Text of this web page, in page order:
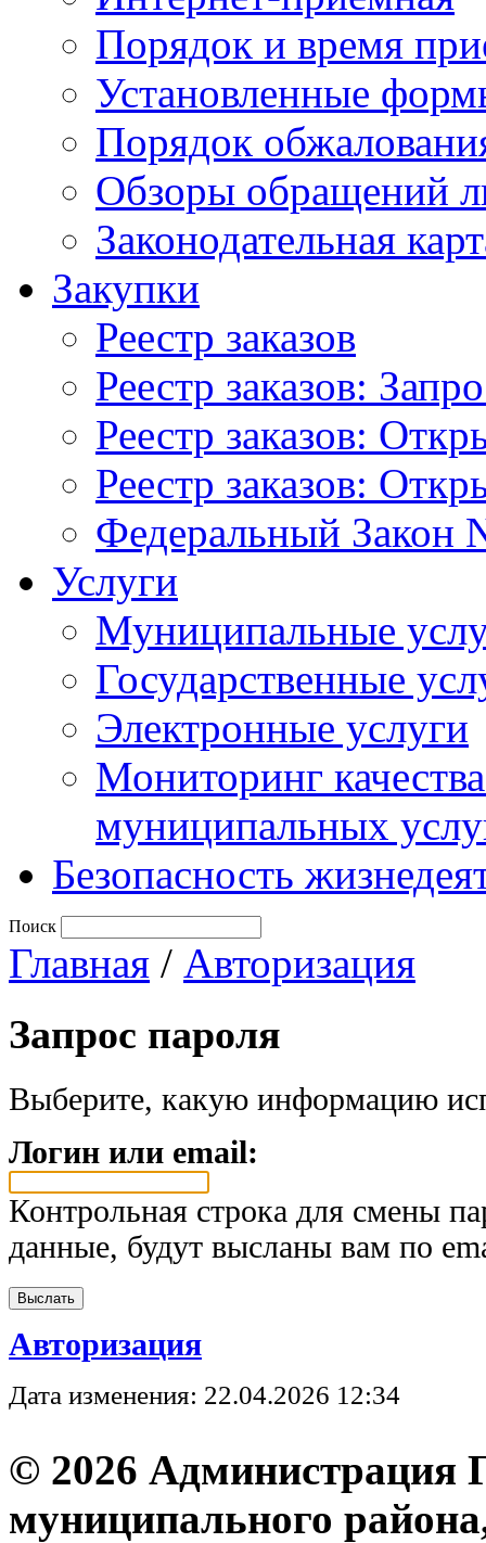
Порядок и время
Установленные
Порядок
Обзоры обращений
Законодательная
Закупки
Реестр заказов
Реестр заказов:
Реестр заказов:
Реестр заказов:
Федеральный Закон
Услуги
Муниципальные
Государственные
Электронные услуги
Мониторинг
муниципальных
Безопасность
Поиск
Главная / Авторизация
Запрос пароля
Выберите, какую информацию
Логин или email:
Контрольная строка для смены
данные, будут высланы вам по
Авторизация
Дата изменения: 22.04.2026 12:34
© 2026 Администрация
муниципального